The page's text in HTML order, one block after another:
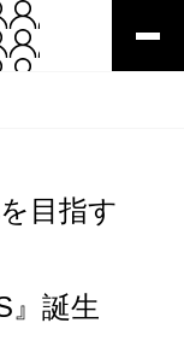
目指す
』誕生